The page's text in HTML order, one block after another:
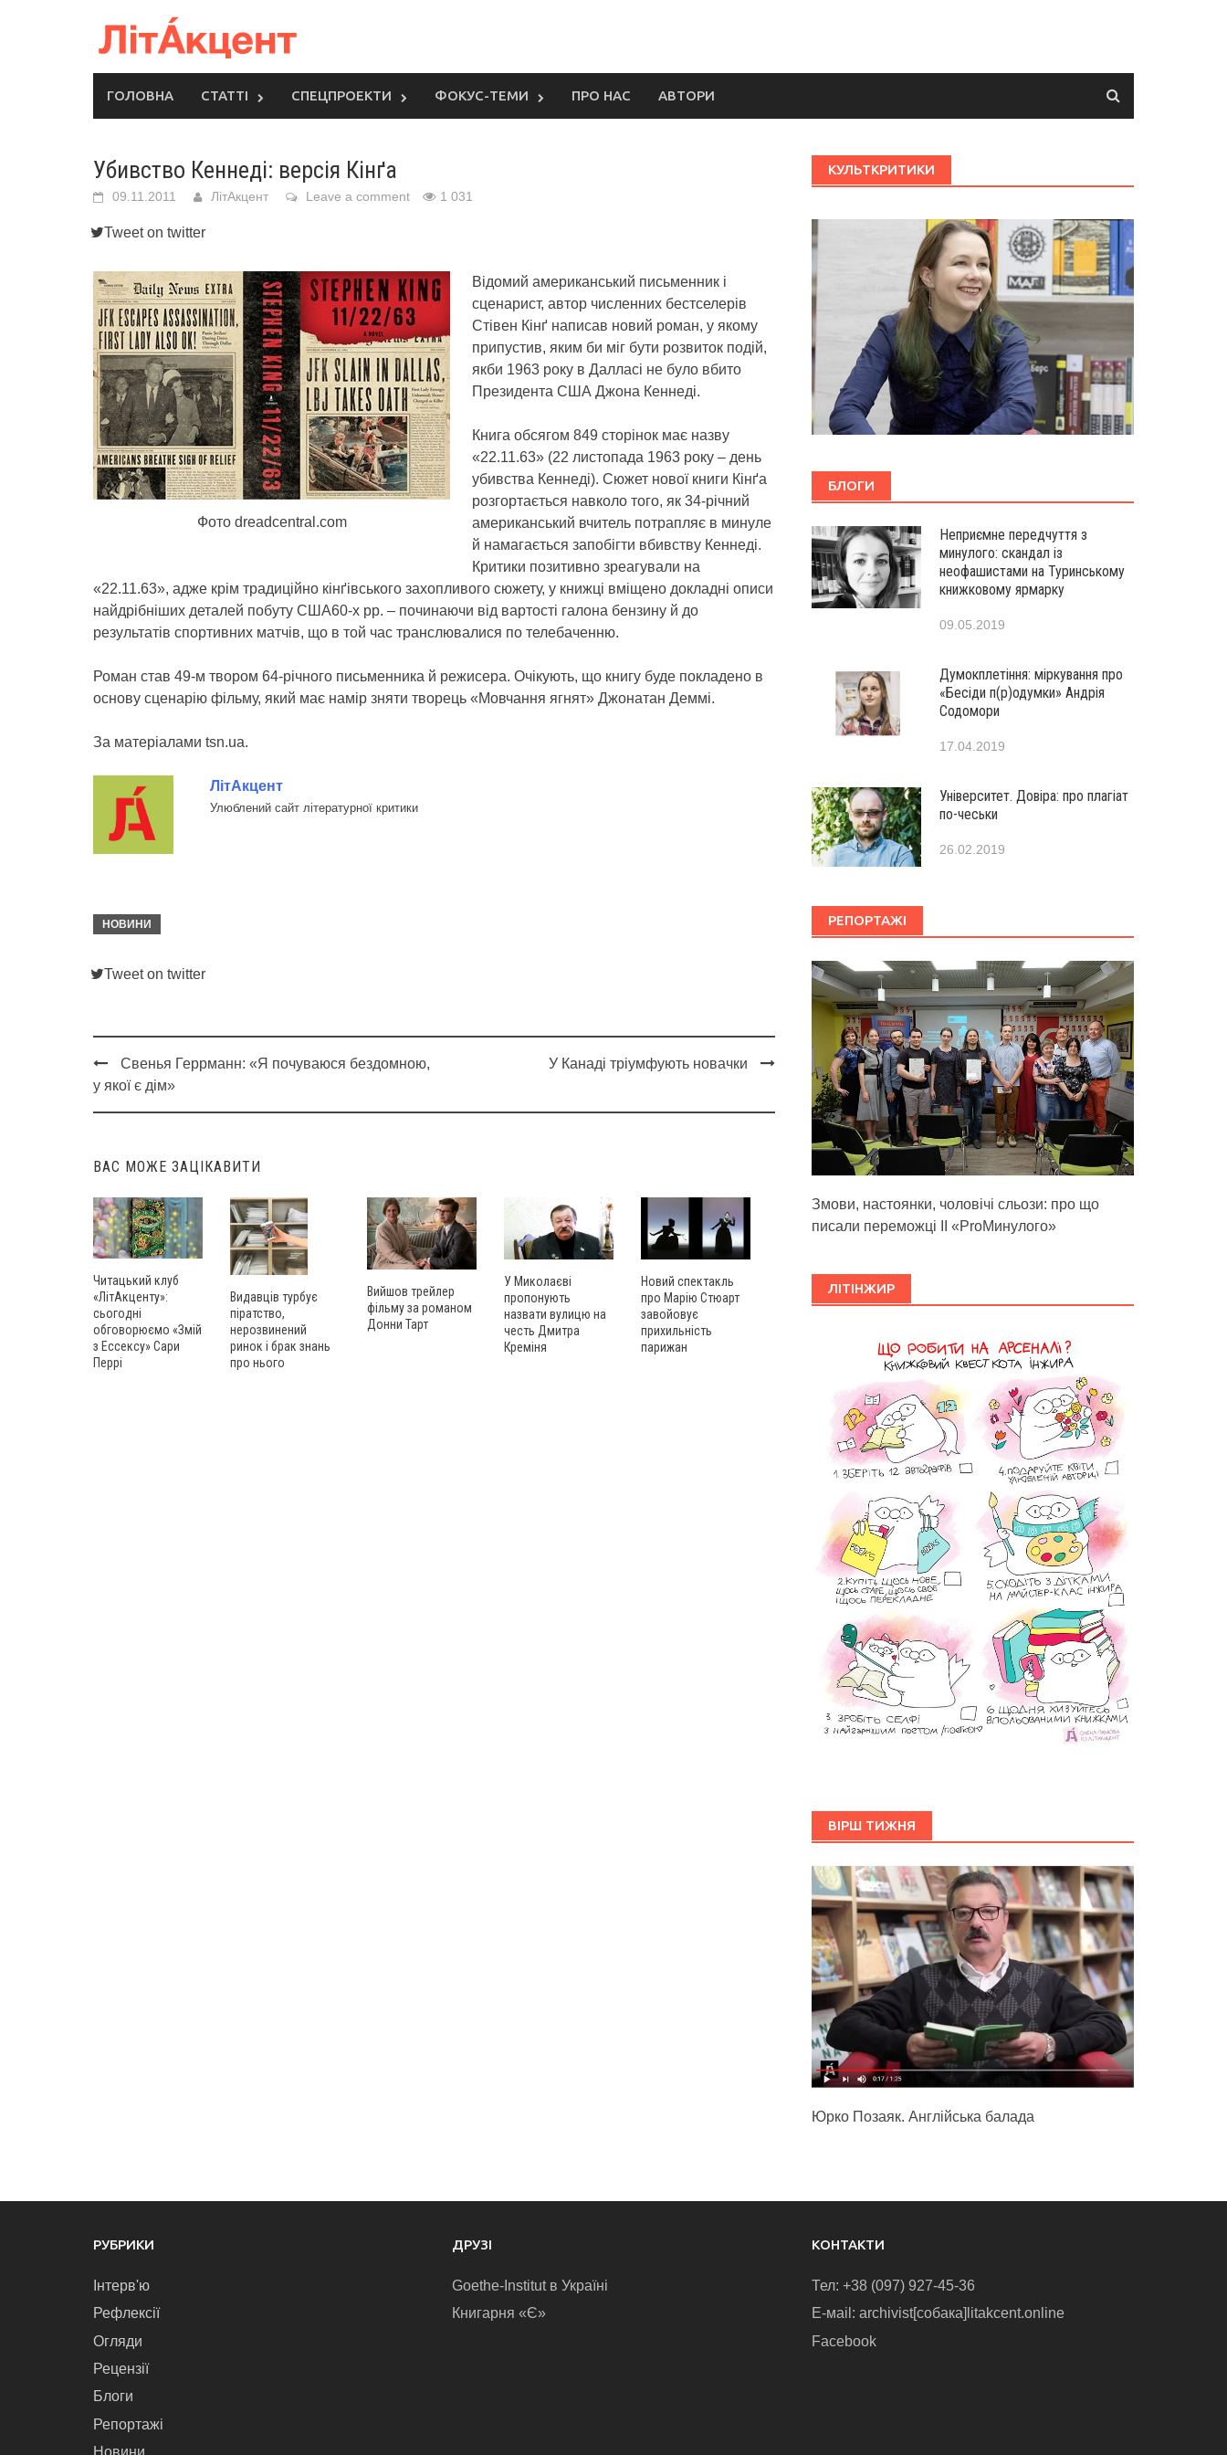
ГОЛОВНА СТАТТІ СПЕЦПРОЕКТИ ФОКУС-ТЕМИ ПРО НАС АВТОРИ
Убивство Кеннеді: версія Кінґа
09.11.2011 ЛітАкцент Leave a comment 1 031
Tweet on twitter
Фото dreadcentral.com
Відомий американський письменник і
сценарист, автор численних бестселерів
Стівен Кінґ написав новий роман, у якому
припустив, яким би міг бути розвиток подій,
якби 1963 року в Далласі не було вбито
Президента США Джона Кеннеді.
Книга обсягом 849 сторінок має назву
«22.11.63» (22 листопада 1963 року – день
убивства Кеннеді). Сюжет нової книги Кінґа
розгортається навколо того, як 34-річний
американський вчитель потрапляє в минуле
й намагається запобігти вбивству Кеннеді.
Критики позитивно зреагували на
«22.11.63», адже крім традиційно кінґівського захопливого сюжету, у книжці вміщено докладні описи
найдрібніших деталей побуту США60-х рр. – починаючи від вартості галона бензину й до
результатів спортивних матчів, що в той час транслювалися по телебаченню.
Роман став 49-м твором 64-річного письменника й режисера. Очікують, що книгу буде покладено в
основу сценарію фільму, який має намір зняти творець «Мовчання ягнят» Джонатан Деммі.
За матеріалами tsn.ua.
ЛітАкцент
Улюблений сайт літературної критики
НОВИНИ
Tweet on twitter
Post
navigation
Свенья Геррманн: «Я почуваюся бездомною,
у якої є дім»
У Канаді тріумфують новачки
ВАС МОЖЕ ЗАЦІКАВИТИ
Читацький клуб
«ЛітАкценту»:
сьогодні
обговорюємо «Змій
з Ессексу» Сари
Перрі
Видавців турбує
піратство,
нерозвинений
ринок і брак знань
про нього
Вийшов трейлер
фільму за романом
Донни Тарт
У Миколаєві
пропонують
назвати вулицю на
честь Дмитра
Креміня
Новий спектакль
про Марію Стюарт
завойовує
прихильність
парижан
КУЛЬТКРИТИКИ
БЛОГИ
Неприємне передчуття з
минулого: скандал із
неофашистами на Туринському
книжковому ярмарку
09.05.2019
Думокплетіння: міркування про
«Бесіди п(р)одумки» Андрія
Содомори
17.04.2019
Університет. Довіра: про плагіат
по-чеськи
26.02.2019
РЕПОРТАЖІ
Змови, настоянки, чоловічі сльози: про що
писали переможці ІІ «ProМинулого»
ЛІТІНЖИР
ВІРШ ТИЖНЯ
Юрко Позаяк. Англійська балада
РУБРИКИ
Інтерв'ю
Рефлексії
Огляди
Рецензії
Блоги
Репортажі
Новини
ДРУЗІ
Goethe-Institut в Україні
Книгарня «Є»
КОНТАКТИ
Тел: +38 (097) 927-45-36
E-маіl: archivist[собака]litakcent.online
Facebook